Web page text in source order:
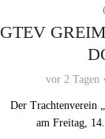
GTEV
vor 2 Tagen
Der Trachtenverein
am Freitag,